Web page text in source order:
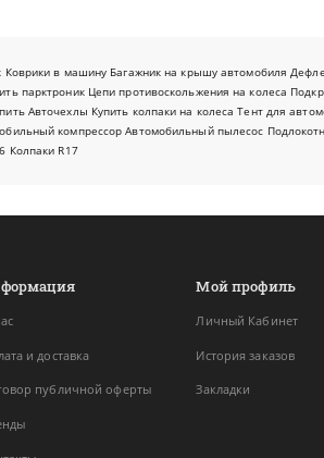
Коврики в машину Багажник на крышу автомобиля
парктроник Цепи противоскольжения на колеса
Авточехлы Купить колпаки на колеса Тент для
компрессор Автомобильный пылесос
Колпаки R17
и доставка
публичной оферты
Мой профиль
Личный Кабинет
История заказов
Закладки